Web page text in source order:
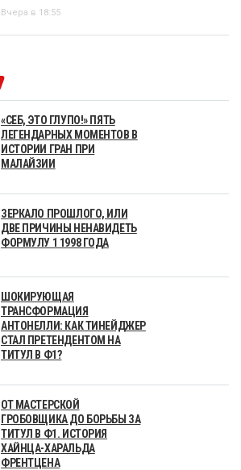
Вчера в 18:55
«СЕБ, ЭТО ГЛУПО!» ПЯТЬ
ЛЕГЕНДАРНЫХ МОМЕНТОВ В
ИСТОРИИ ГРАН ПРИ
МАЛАЙЗИИ
ЗЕРКАЛО ПРОШЛОГО, ИЛИ
ДВЕ ПРИЧИНЫ НЕНАВИДЕТЬ
ФОРМУЛУ 1 1998 ГОДА
ШОКИРУЮЩАЯ
ТРАНСФОРМАЦИЯ
АНТОНЕЛЛИ: КАК ТИНЕЙДЖЕР
СТАЛ ПРЕТЕНДЕНТОМ НА
ТИТУЛ В Ф1?
ОТ МАСТЕРСКОЙ
ГРОБОВЩИКА ДО БОРЬБЫ ЗА
ТИТУЛ В Ф1. ИСТОРИЯ
ХАЙНЦА-ХАРАЛЬДА
ФРЕНТЦЕНА